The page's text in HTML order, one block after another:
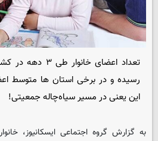
این یعنی در مسیر سیاه‌چاله جمعیتی!
به گزارش گروه اجتماعی ایسکانیوز،